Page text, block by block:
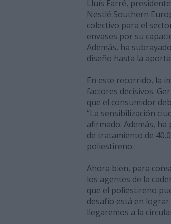
Lluís Farré,
Nestlé Southern
colectivo para el
envases por su
Además, ha
diseño hasta la
En este recorrido, la
factores decisivos.
que el consumidor
“La sensibilización
afirmado. Además,
de tratamiento de
poliestireno.
Ahora bien, para
los agentes de la
que el poliestireno
desafío está en
llegaremos a la